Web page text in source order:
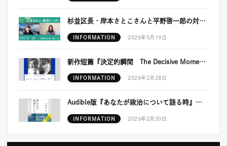
杉並区長・岸本さとこさんと平野啓一郎の対談動画が公開！
INFORMATION 2026年5月19日
新作短篇『決定的瞬間 The Decisive Moment』発表予定につきまして
INFORMATION 2026年2月28日
Audible版『あなたが政治について語る時』が配信開始！
INFORMATION 2026年2月20日